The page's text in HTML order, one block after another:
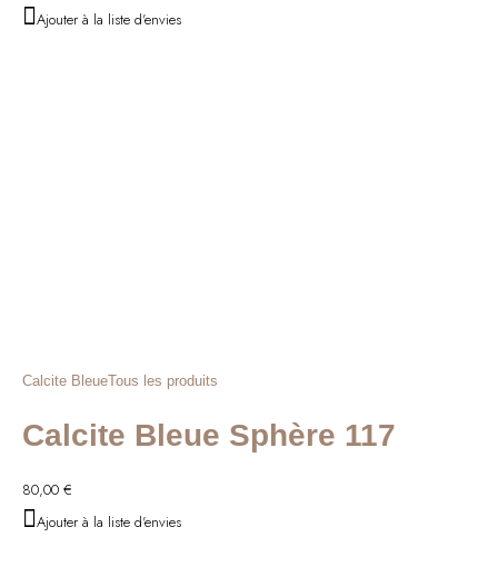
initial
actuel
Ajouter à la liste d'envies
Calcite BleueTous les produits
Calcite Bleue Sphère 117
80,00 €
Ajouter à la liste d'envies